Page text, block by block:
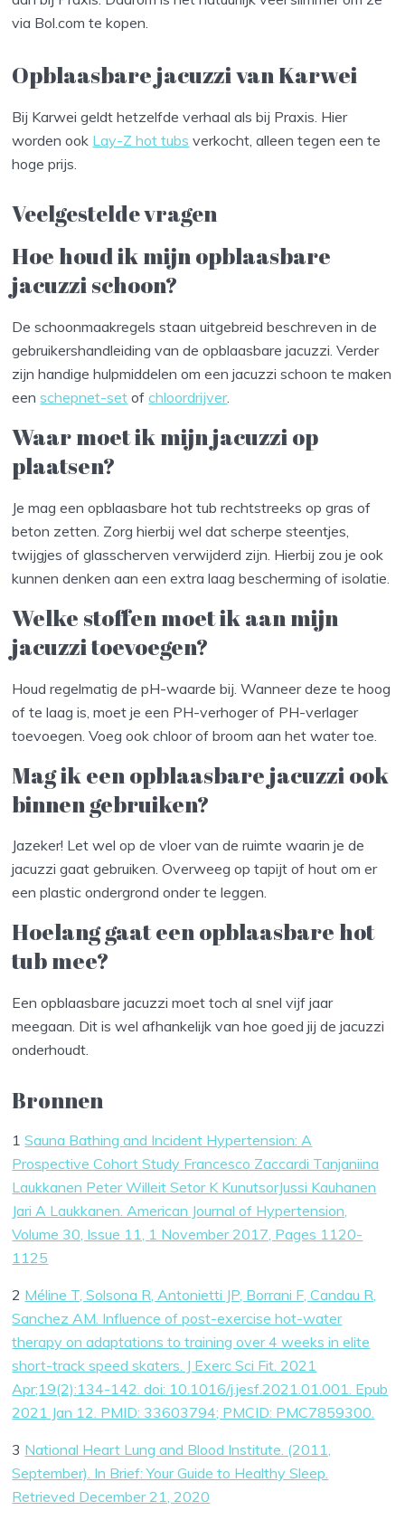
via Bol.com te kopen.
Opblaasbare jacuzzi van Karwei
Bij Karwei geldt hetzelfde verhaal als bij Praxis. Hier
worden ook Lay-Z hot tubs verkocht, alleen tegen een te
hoge prijs.
Veelgestelde vragen
Hoe houd ik mijn opblaasbare
jacuzzi schoon?
De schoonmaakregels staan uitgebreid beschreven in de
gebruikershandleiding van de opblaasbare jacuzzi. Verder
zijn handige hulpmiddelen om een jacuzzi schoon te maken
eenschepnet-set ofchloordrijver.
Waar moet ik mijn jacuzzi op
plaatsen?
Je mag een opblaasbare hot tub rechtstreeks op gras of
beton zetten. Zorg hierbij wel dat scherpe steentjes,
twijgjes of glasscherven verwijderd zijn. Hierbij zou je ook
kunnen denken aan een extra laag bescherming of isolatie.
Welke stoffen moet ik aan mijn
jacuzzi toevoegen?
Houd regelmatig de pH-waarde bij. Wanneer deze te hoog
of te laag is, moet je een PH-verhoger of PH-verlager
toevoegen. Voeg ook chloor of broom aan het water toe.
Mag ik een opblaasbare jacuzzi ook
binnen gebruiken?
Jazeker! Let wel op de vloer van de ruimte waarin je de
jacuzzi gaat gebruiken. Overweeg op tapijt of hout om er
een plastic ondergrond onder te leggen.
Hoelang gaat een opblaasbare hot
tub mee?
Een opblaasbare jacuzzi moet toch al snel vijf jaar
meegaan. Dit is wel afhankelijk van hoe goed jij de jacuzzi
onderhoudt.
Bronnen
1 Sauna Bathing and Incident Hypertension: A
Prospective Cohort Study Francesco Zaccardi Tanjaniina
Laukkanen Peter Willeit Setor K KunutsorJussi Kauhanen
Jari A Laukkanen. American Journal of Hypertension,
Volume 30, Issue 11, 1 November 2017, Pages 1120-
1125
2 Méline T, Solsona R, Antonietti JP, Borrani F, Candau R,
Sanchez AM. Influence of post-exercise hot-water
therapy on adaptations to training over 4 weeks in elite
short-track speed skaters. J Exerc Sci Fit. 2021
Apr;19(2):134-142. doi: 10.1016/j.jesf.2021.01.001. Epub
2021 Jan 12. PMID: 33603794; PMCID: PMC7859300.
3 National Heart Lung and Blood Institute. (2011,
September). In Brief: Your Guide to Healthy Sleep.
Retrieved December 21, 2020